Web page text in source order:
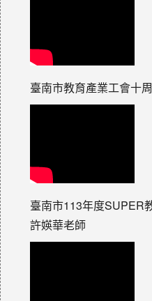
臺南市教育產業工會十
臺南市113年度SUPER
許媖華老師